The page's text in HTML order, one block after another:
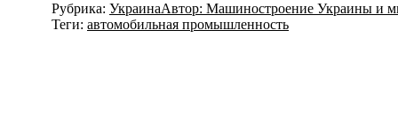
Рубрика: УкраинаАвтор: Машиностроение Украины и
Теги: автомобильная промышленность